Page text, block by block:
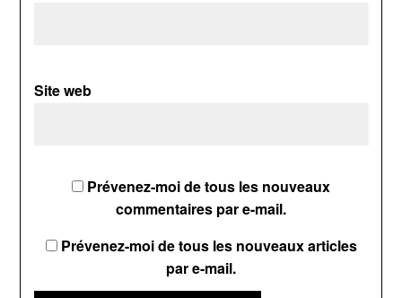
Site web
Prévenez-moi de tous les nouveaux
commentaires par e-mail.
Prévenez-moi de tous les nouveaux articles
par e-mail.